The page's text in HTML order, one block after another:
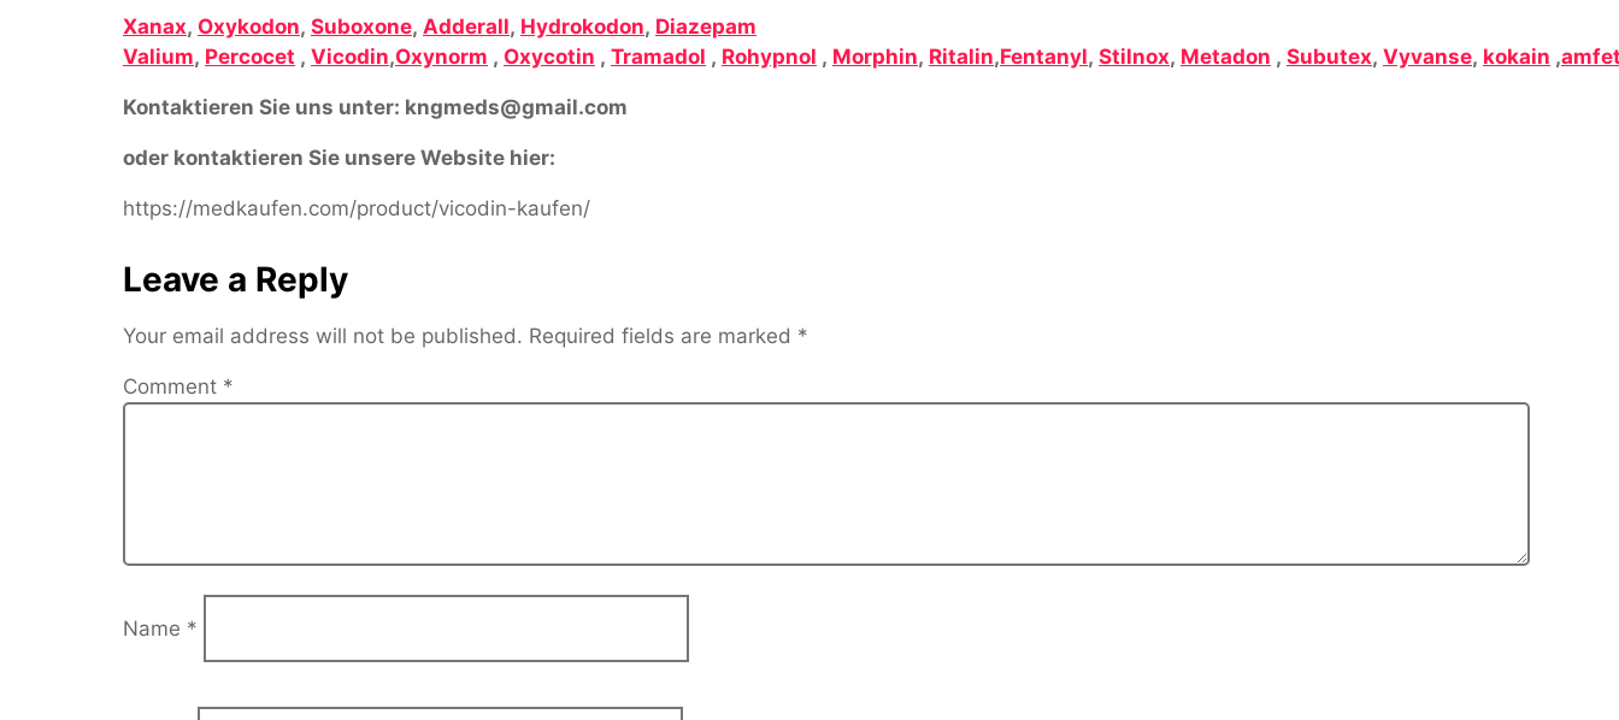
Xanax, Oxykodon, Suboxone, Adderall, Hydrokodon, Diazepam
Valium, Percocet , Vicodin,Oxynorm , Oxycotin , Tramadol , Rohypnol , Morphin, Ritalin,Fentanyl, Stilnox, Metadon , Subutex, Vyvanse, kokain ,
Kontaktieren Sie uns unter: kngmeds@gmail.com
oder kontaktieren Sie unsere Website hier:
https://medkaufen.com/product/vicodin-kaufen/
Leave a Reply
Your email address will not be published. Required fields are marked *
Comment *
Name *